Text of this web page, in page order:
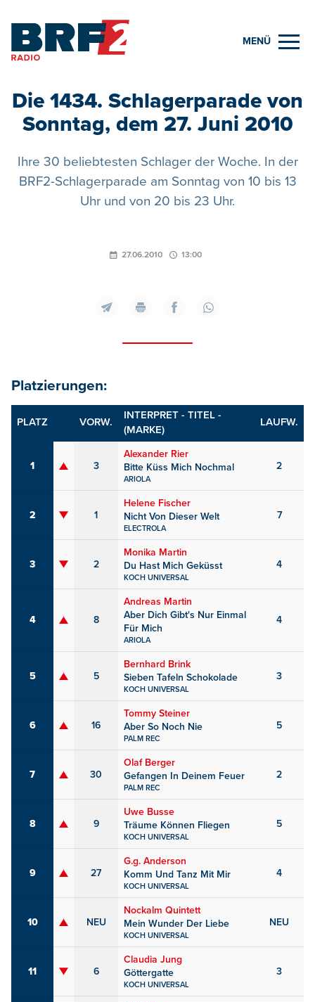
MENÜ
Die 1434. Schlagerparade von
Sonntag, dem 27. Juni 2010
Ihre 30 beliebtesten Schlager der Woche. In der
BRF2-Schlagerparade am Sonntag von 10 bis 13
Uhr und von 20 bis 23 Uhr.
27.06.2010 13:00
Platzierungen:
PLATZ VORW.
INTERPRET - TITEL -
(MARKE)
LAUFW.
1 3
Alexander Rier
Bitte Küss Mich Nochmal
ARIOLA
2
2 1
Helene Fischer
Nicht Von Dieser Welt
ELECTROLA
7
3 2
Monika Martin
Du Hast Mich Geküsst
KOCH UNIVERSAL
4
4 8
Andreas Martin
Aber Dich Gibt's Nur Einmal
Für Mich
ARIOLA
4
5 5
Bernhard Brink
Sieben Tafeln Schokolade
KOCH UNIVERSAL
3
6 16
Tommy Steiner
Aber So Noch Nie
PALM REC
5
7 30
Olaf Berger
Gefangen In Deinem Feuer
PALM REC
2
8 9
Uwe Busse
Träume Können Fliegen
KOCH UNIVERSAL
5
9 27
G.g. Anderson
Komm Und Tanz Mit Mir
KOCH UNIVERSAL
4
10 NEU
Nockalm Quintett
Mein Wunder Der Liebe
KOCH UNIVERSAL
NEU
11 6
Claudia Jung
Göttergatte
KOCH UNIVERSAL
3